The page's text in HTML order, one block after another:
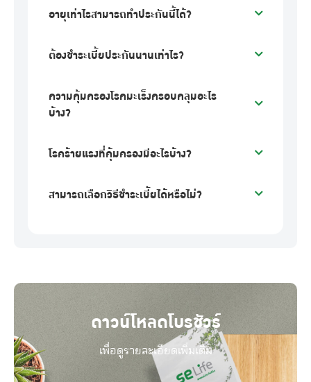
อายุเท่าไรสามารถทำประกันนี้ได้?
ต้องชำระเบี้ยประกันนานเท่าไร?
ความคุ้มครองโรคมะเร็งครอบคลุมอะไร
บ้าง?
โรคร้ายแรงที่คุ้มครองมีอะไรบ้าง?
สามารถเลือกวิธีชำระเบี้ยได้หรือไม่?
ดาวน์โหลดโบรชัวร์
เพื่อดูรายละเอียดเพิ่มเติม